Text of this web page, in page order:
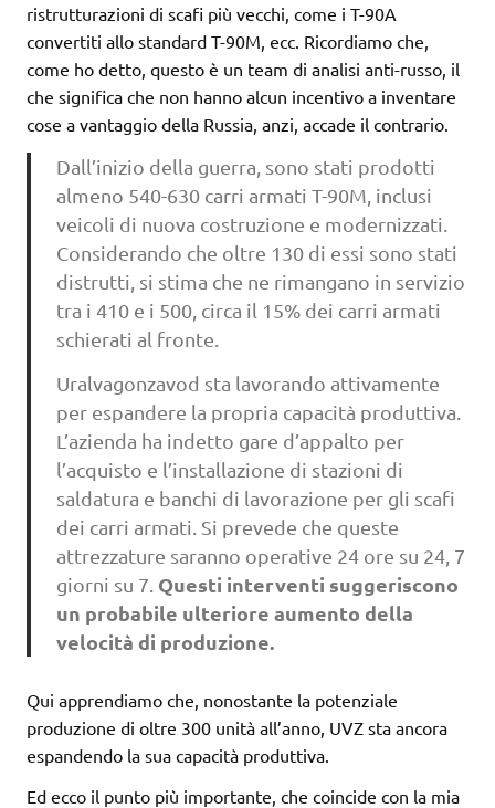
ristrutturazioni di scafi più vecchi, come i T-90A
convertiti allo standard T-90M, ecc. Ricordiamo che,
come ho detto, questo è un team di analisi anti-russo, il
che significa che non hanno alcun incentivo a inventare
cose a vantaggio della Russia, anzi, accade il contrario.
Dall’inizio della guerra, sono stati prodotti
almeno 540-630 carri armati T-90M, inclusi
veicoli di nuova costruzione e modernizzati.
Considerando che oltre 130 di essi sono stati
distrutti, si stima che ne rimangano in servizio
tra i 410 e i 500, circa il 15% dei carri armati
schierati al fronte.
Uralvagonzavod sta lavorando attivamente
per espandere la propria capacità produttiva.
L’azienda ha indetto gare d’appalto per
l’acquisto e l’installazione di stazioni di
saldatura e banchi di lavorazione per gli scafi
dei carri armati. Si prevede che queste
attrezzature saranno operative 24 ore su 24, 7
giorni su 7. Questi interventi suggeriscono
un probabile ulteriore aumento della
velocità di produzione.
Qui apprendiamo che, nonostante la potenziale
produzione di oltre 300 unità all’anno, UVZ sta ancora
espandendo la sua capacità produttiva.
Ed ecco il punto più importante, che coincide con la mia